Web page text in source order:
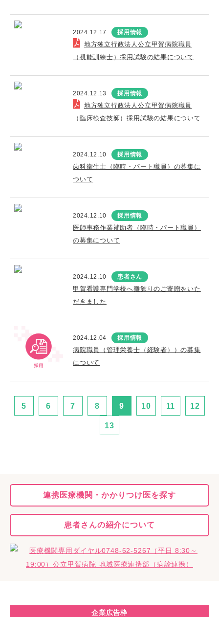
2024.12.17 採用情報
地方独立行政法人公立甲賀病院職員
（視能訓練士）採用試験の結果について
2024.12.13 採用情報
地方独立行政法人公立甲賀病院職員
（臨床検査技師）採用試験の結果について
2024.12.10 採用情報
歯科衛生士（臨時・パート職員）の募集に
ついて
2024.12.10 採用情報
医師事務作業補助者（臨時・パート職員）
の募集について
2024.12.10 患者さん
甲賀看護専門学校へ雛飾りのご寄贈をいた
だきました
2024.12.04 採用情報
病院職員（管理栄養士（経験者））の募集
について
5 6 7 8 9 10 11 12
13
連携医療機関・かかりつけ医を探す
患者さんの紹介について
企業広告枠